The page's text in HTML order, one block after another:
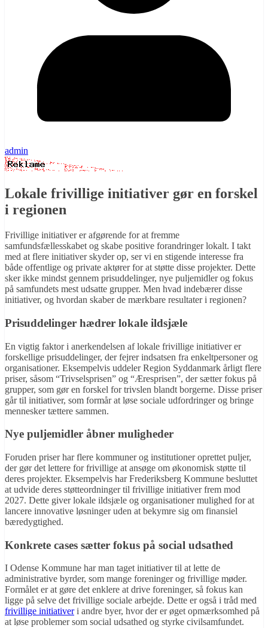
admin
Lokale frivillige initiativer gør en forskel
i regionen
Frivillige initiativer er afgørende for at fremme
samfundsfællesskabet og skabe positive forandringer lokalt. I takt
med at flere initiativer skyder op, ser vi en stigende interesse fra
både offentlige og private aktører for at støtte disse projekter. Dette
sker ikke mindst gennem prisuddelinger, nye puljemidler og fokus
på samfundets mest udsatte grupper. Men hvad indebærer disse
initiativer, og hvordan skaber de mærkbare resultater i regionen?
Prisuddelinger hædrer lokale ildsjæle
En vigtig faktor i anerkendelsen af lokale frivillige initiativer er
forskellige prisuddelinger, der fejrer indsatsen fra enkeltpersoner og
organisationer. Eksempelvis uddeler Region Syddanmark årligt flere
priser, såsom “Trivselsprisen” og “Æresprisen”, der sætter fokus på
grupper, som gør en forskel for trivslen blandt borgerne. Disse priser
går til initiativer, som formår at løse sociale udfordringer og bringe
mennesker tættere sammen.
Nye puljemidler åbner muligheder
Foruden priser har flere kommuner og institutioner oprettet puljer,
der gør det lettere for frivillige at ansøge om økonomisk støtte til
deres projekter. Eksempelvis har Frederiksberg Kommune besluttet
at udvide deres støtteordninger til frivillige initiativer frem mod
2027. Dette giver lokale ildsjæle og organisationer mulighed for at
lancere innovative løsninger uden at bekymre sig om finansiel
bæredygtighed.
Konkrete cases sætter fokus på social udsathed
I Odense Kommune har man taget initiativer til at lette de
administrative byrder, som mange foreninger og frivillige møder.
Formålet er at gøre det enklere at drive foreninger, så fokus kan
ligge på selve det frivillige sociale arbejde. Dette er også i tråd med
frivillige initiativeri andre byer, hvor der er øget opmærksomhed på
at løse problemer som social udsathed og styrke civilsamfundet.